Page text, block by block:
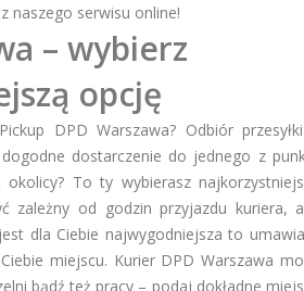
naszego serwisu online!
– wybierz
opcję
DPD Warszawa? Odbiór
dostarczenie do jednego z
To ty wybierasz
zależny od godzin przyjazdu kuriera,
dla Ciebie najwygodniejsza to
miejscu. Kurier DPD Warszawa
bądź też pracy – podaj dokładne